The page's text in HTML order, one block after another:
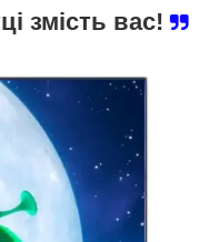
змість вас!